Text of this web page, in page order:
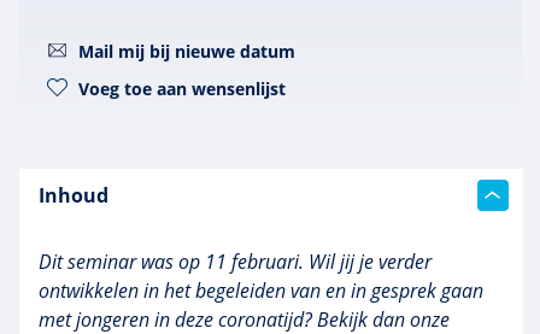
Mail mij bij nieuwe datum
Voeg toe aan wensenlijst
Inhoud
Dit seminar was op 11 februari. Wil jij je verder
ontwikkelen in het begeleiden van en in gesprek gaan
met jongeren in deze coronatijd? Bekijk dan onze